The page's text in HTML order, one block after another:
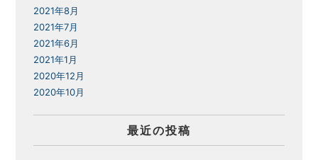
2021年8月
2021年7月
2021年6月
2021年1月
2020年12月
2020年10月
最近の投稿